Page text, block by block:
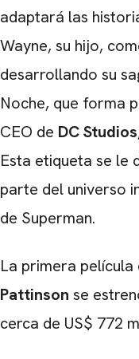
adaptará las
Wayne, su hijo,
desarrollando su
Noche, que forma
CEO de DC Studios
Esta etiqueta se le
parte del universo
de Superman.
La primera película
Pattinson se
cerca de US$ 772